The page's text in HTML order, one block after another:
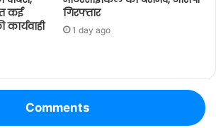
कई
गिरफ्तार
1 day ago
Comments